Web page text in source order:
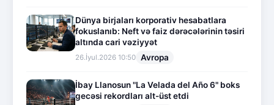
Dünya birjaları korporativ hesabatlara
fokuslanıb: Neft və faiz dərəcələrinin təsiri
altında cari vəziyyət
26.İyul.2026 10:50 Avropa
İbay Llanosun "La Velada del Año 6" boks
gecəsi rekordları alt-üst etdi